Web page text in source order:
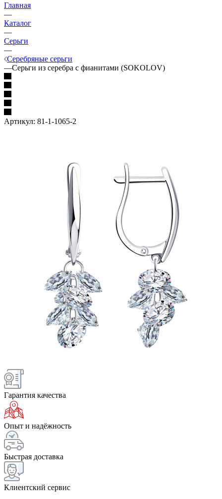
Главная
—
Каталог
—
Серьги
—
Серебряные серьги
—Серьги из серебра с фианитами (SOKOLOV)
Артикул: 81-1-1065-2
Гарантия качества
Опыт и надёжность
Быстрая доставка
Клиентский сервис